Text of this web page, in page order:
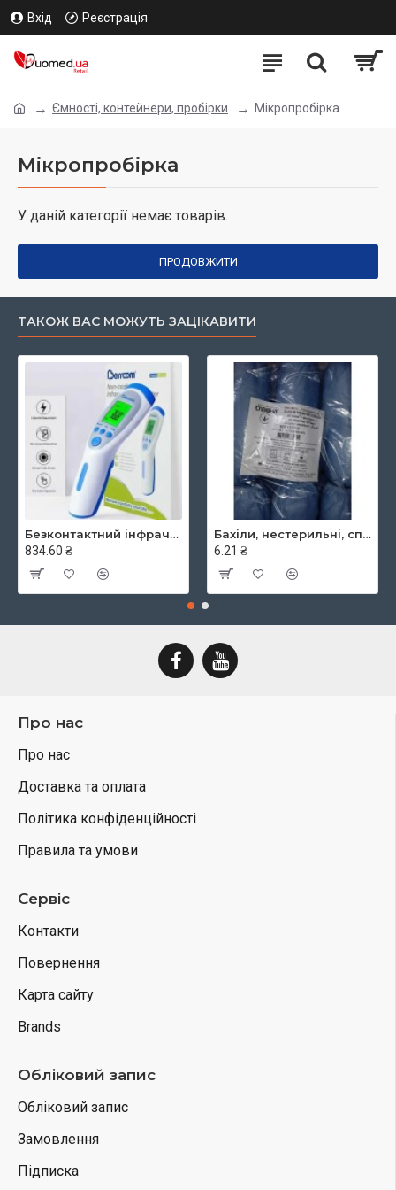
Вхід Реєстрація
Ємності, контейнери, пробірки Мікропробірка
Мікропробірка
У даній категорії немає товарів.
ПРОДОВЖИТИ
ТАКОЖ ВАС МОЖУТЬ ЗАЦІКАВИТИ
Безконтактний інфрачервоний термометр JXB-182, ТМ Berrcom
834.60 ₴
Бахіли, нестерильні, спанбонд, щільність - 30г/м2, середні, блакитні, ТМ Славна
6.21 ₴
Про нас
Про нас
Доставка та оплата
Політика конфіденційності
Правила та умови
Сервіс
Контакти
Повернення
Карта сайту
Brands
Обліковий запис
Обліковий запис
Замовлення
Підписка